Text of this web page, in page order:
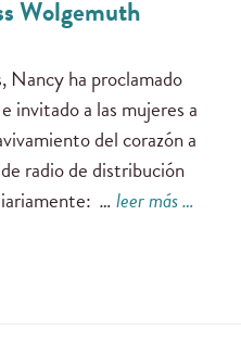
Wolgemuth
Nancy ha proclamado
invitado a las mujeres a
del corazón a
radio de distribución
…leer más …